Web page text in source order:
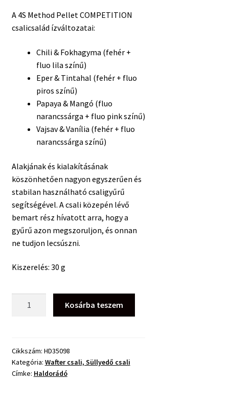
A 4S Method Pellet COMPETITION
csalicsalád ízváltozatai:
Chili & Fokhagyma (fehér +
fluo lila színű)
Eper & Tintahal (fehér + fluo
piros színű)
Papaya & Mangó (fluo
narancssárga + fluo pink színű)
Vajsav & Vanília (fehér + fluo
narancssárga színű)
Alakjának és kialakításának
köszönhetően nagyon egyszerűen és
stabilan használható csaligyűrű
segítségével. A csali közepén lévő
bemart rész hívatott arra, hogy a
gyűrű azon megszoruljon, és onnan
ne tudjon lecsúszni.
Kiszerelés: 30 g
Comptetition
5mm
Papaya
Kosárba teszem
Cikkszám: HD35098
Kategória: Wafter csali, Süllyedő csali
Címke: Haldorádó